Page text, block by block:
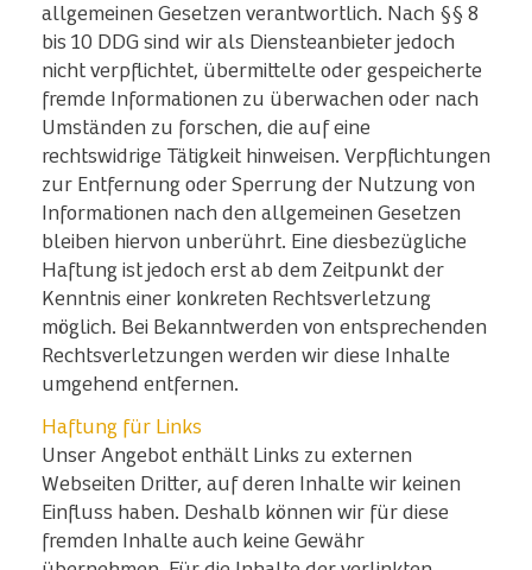
allgemeinen Gesetzen verantwortlich. Nach §§ 8
bis 10 DDG sind wir als Diensteanbieter jedoch
nicht verpflichtet, übermittelte oder gespeicherte
fremde Informationen zu überwachen oder nach
Umständen zu forschen, die auf eine
rechtswidrige Tätigkeit hinweisen. Verpflichtungen
zur Entfernung oder Sperrung der Nutzung von
Informationen nach den allgemeinen Gesetzen
bleiben hiervon unberührt. Eine diesbezügliche
Haftung ist jedoch erst ab dem Zeitpunkt der
Kenntnis einer konkreten Rechtsverletzung
möglich. Bei Bekanntwerden von entsprechenden
Rechtsverletzungen werden wir diese Inhalte
umgehend entfernen.
Haftung für Links
Unser Angebot enthält Links zu externen
Webseiten Dritter, auf deren Inhalte wir keinen
Einfluss haben. Deshalb können wir für diese
fremden Inhalte auch keine Gewähr